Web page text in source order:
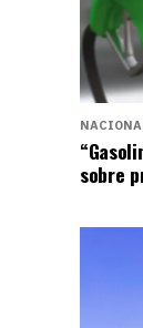
sobre